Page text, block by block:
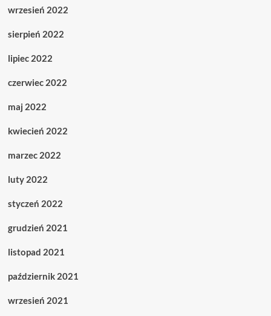
wrzesień 2022
sierpień 2022
lipiec 2022
czerwiec 2022
maj 2022
kwiecień 2022
marzec 2022
luty 2022
styczeń 2022
grudzień 2021
listopad 2021
październik 2021
wrzesień 2021